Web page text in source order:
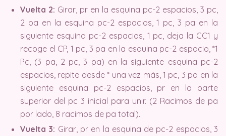
Vuelta 2: Girar, pr en la esquina pc-2 espacios, 3 pc,
2 pa en la esquina pc-2 espacios, 1 pc, 3 pa en la
siguiente esquina pc-2 espacios, 1 pc, deja la CC1 y
recoge el CP, 1 pc, 3 pa en la esquina pc-2 espacio, *1
Pc, (3 pa, 2 pc, 3 pa) en la siguiente esquina pc-2
espacios, repite desde * una vez más, 1 pc, 3 pa en la
siguiente esquina pc-2 espacios, pr en la parte
superior del pc 3 inicial para unir. (2 Racimos de pa
por lado, 8 racimos de pa total).
Vuelta 3: Girar, pr en la esquina de pc-2 espacios, 3